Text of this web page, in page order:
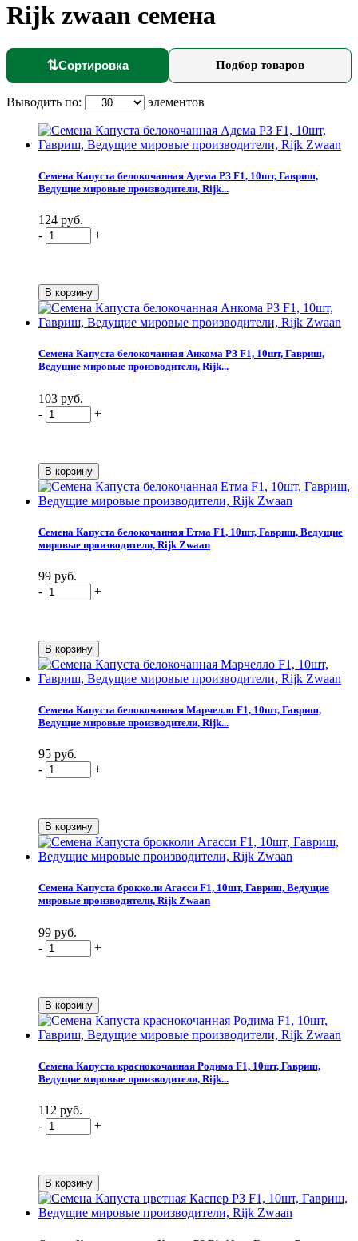
Rijk zwaan семена
⇅Сортировка Подбор товаров
Выводить по: элементов
Семена Капуста белокочанная Адема РЗ F1, 10шт, Гавриш,
Ведущие мировые производители, Rijk...
124 руб.
-
+
Семена Капуста белокочанная Анкома РЗ F1, 10шт, Гавриш,
Ведущие мировые производители, Rijk...
103 руб.
-
+
Семена Капуста белокочанная Етма F1, 10шт, Гавриш, Ведущие
мировые производители, Rijk Zwaan
99 руб.
-
+
Семена Капуста белокочанная Марчелло F1, 10шт, Гавриш,
Ведущие мировые производители, Rijk...
95 руб.
-
+
Семена Капуста брокколи Агасси F1, 10шт, Гавриш, Ведущие
мировые производители, Rijk Zwaan
99 руб.
-
+
Семена Капуста краснокочанная Родима F1, 10шт, Гавриш,
Ведущие мировые производители, Rijk...
112 руб.
-
+